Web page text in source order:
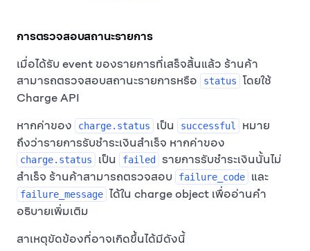
การตรวจสอบสถานะรายการ
เมื่อได้รับ event ของรายการที่เสร็จสิ้นแล้ว ร้านค้า
สามารถตรวจสอบสถานะรายการหรือ
status โดยใช้
Charge API
หากค่าของ
charge.status เป็น successful
หมาย
ถึงว่ารายการรับชำระเงินสำเร็จ หากค่าของ
charge.status เป็น failed
รายการรับชำระเงินนั้นไม่
สำเร็จ ร้านค้าสามารถตรวจสอบ
failure_code และ
failure_message ได้ใน charge object เพื่ออ่านคำ
อธิบายเพิ่มเติม
สาเหตุขัดข้องที่อาจเกิดขึ้นได้มีดังนี้